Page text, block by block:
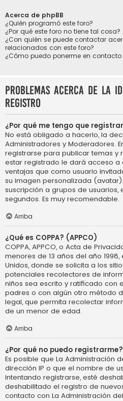
Acerca de phpBB
¿Quién programó este foro?
¿Por qué este foro no tiene tal cosa?
¿Con quién se puede contactar
relacionados con este foro?
¿Cómo puedo ponerme en
Problemas acerca de la
registro
¿Por qué me tengo que
No está obligado a hacerlo, la
Administradores y Moderadores.
registrarse para publicar temas y
estar registrado le dará acceso
ventajas que como usuario
su imagen personalizada
suscripción a grupos de usuarios,
segundos. Es muy recomendable.
Arriba
¿Qué es COPPA? (APPCO)
COPPA, APPCO, o Acta de
menores de 13 años del año
Unidos, donde se solicita a los
potenciales recolectores de
niños sea escrito y ratificado con
padres o con algún otro método
legal, que permita recolectar
de un menor de edad.
Arriba
¿Por qué no puedo registrarme?
Es posible que La Administración
dirección IP o que el nombre de
intentando registrarse, esté
deshabilitado el registro de
contacto con La Administración